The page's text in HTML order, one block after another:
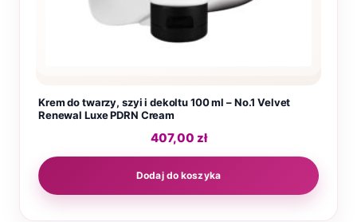
Krem do twarzy, szyi i dekoltu 100 ml – No.1 Velvet
Renewal Luxe PDRN Cream
407,00 zł
Dodaj do koszyka